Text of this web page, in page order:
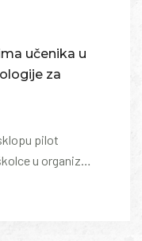
učenika u
za
pilot
u organiz…